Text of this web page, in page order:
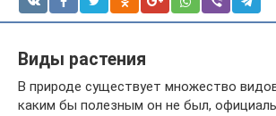
Виды растения
В природе существует множество
каким бы полезным он не был,